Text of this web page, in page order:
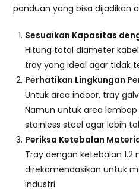
panduan yang bisa dijadikan
Sesuaikan Kapasitas
Hitung total diameter
tray yang ideal agar tidak
Perhatikan Lingkungan
Untuk area indoor, tray
Namun untuk area
stainless steel agar lebih
Periksa Ketebalan
Tray dengan ketebalan
direkomendasikan untuk
industri.